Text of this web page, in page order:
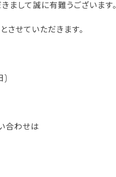
まして誠に有難うございます。
せていただきます。
)
合わせは